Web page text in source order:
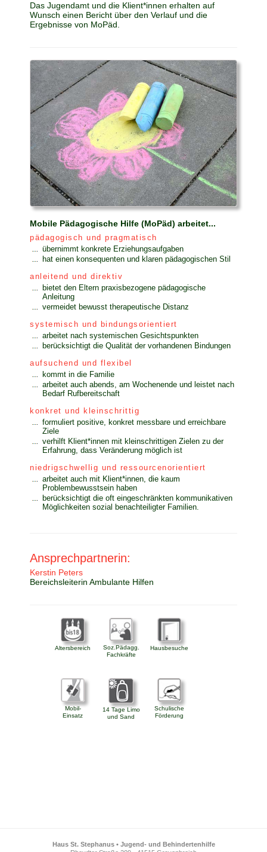
Das Jugendamt und die Klient*innen erhalten auf
Wunsch einen Bericht über den Verlauf und die
Ergebnisse von MoPäd.
Mobile Pädagogische Hilfe (MoPäd) arbeitet...
pädagogisch und pragmatisch
übernimmt konkrete Erziehungsaufgaben
hat einen konsequenten und klaren pädagogischen Stil
anleitend und direktiv
bietet den Eltern praxisbezogene pädagogische
Anleitung
vermeidet bewusst therapeutische Distanz
systemisch und bindungsorientiert
arbeitet nach systemischen Gesichtspunkten
berücksichtigt die Qualität der vorhandenen Bindungen
aufsuchend und flexibel
kommt in die Familie
arbeitet auch abends, am Wochenende und leistet nach
Bedarf Rufbereitschaft
konkret und kleinschrittig
formuliert positive, konkret messbare und erreichbare
Ziele
verhilft Klient*innen mit kleinschrittigen Zielen zu der
Erfahrung, dass Veränderung möglich ist
niedrigschwellig und ressourcenorientiert
arbeitet auch mit Klient*innen, die kaum
Problembewusstsein haben
berücksichtigt die oft eingeschränkten kommunikativen
Möglichkeiten sozial benachteiligter Familien.
Ansprechpartnerin:
Kerstin Peters
Bereichsleiterin Ambulante Hilfen
Altersbereich
Soz.Pädagg.
Fachkräfte
Hausbesuche
Mobil-
Einsatz
14 Tage Limo
und Sand
Schulische
Förderung
Haus St. Stephanus • Jugend- und Behindertenhilfe